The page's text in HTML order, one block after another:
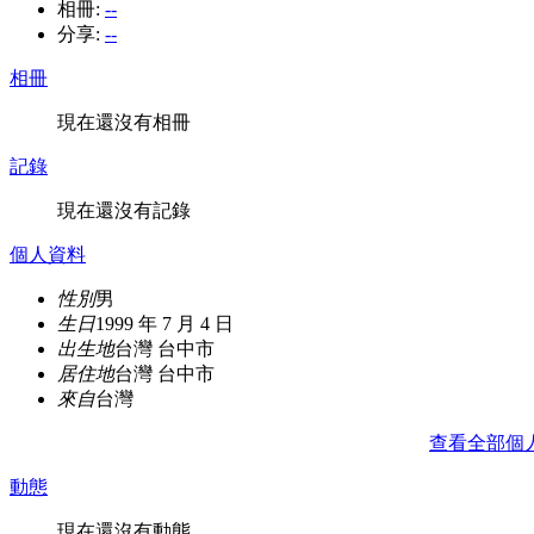
相冊: --
分享: --
相冊
現在還沒有相冊
記錄
現在還沒有記錄
個人資料
性別男
生日1999 年 7 月 4 日
出生地台灣 台中市
居住地台灣 台中市
來自台灣
查看全部個
動態